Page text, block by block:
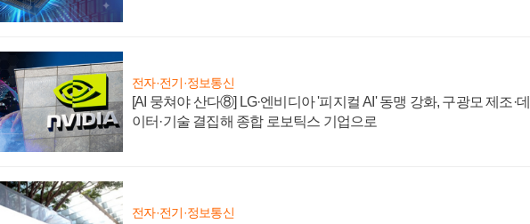
전자·전기·정보통신
[AI 뭉쳐야 산다⑧] LG·엔비디아 '피지컬 AI' 동맹 강화, 구광모 제조·데
이터·기술 결집해 종합 로보틱스 기업으로
전자·전기·정보통신